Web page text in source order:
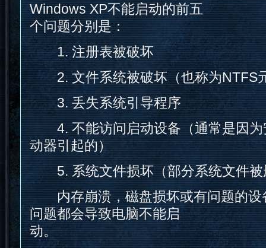
Windows XP不能启动的前五
个问题分别是：
1. 注册表被破坏
2. 文件系统被破坏（也称为NTFS
3. 丢失系统引导程序
4. 不能访问启动设备（通常是因为
动器引起的）
5. 系统文件损坏（部分系统文件被
内存崩溃，磁盘损坏或有问题的设
问题都会导致电脑不能启
动。